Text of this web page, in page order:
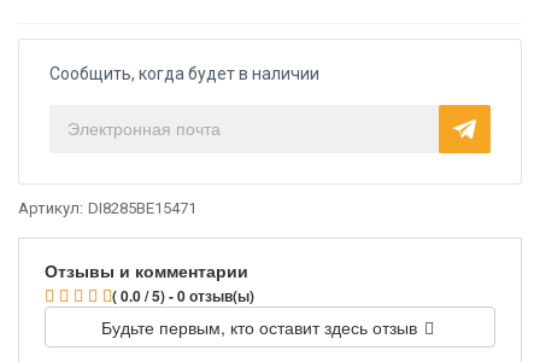
Сообщить, когда будет в наличии
Артикул: DI8285BE15471
Отзывы и комментарии
( 0.0 / 5) - 0 отзыв(ы)
Будьте первым, кто оставит здесь отзыв